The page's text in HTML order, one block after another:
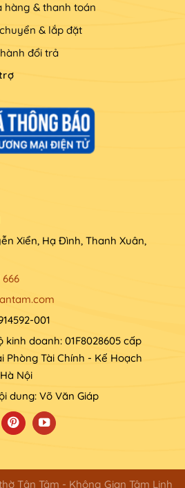
hàng & thanh toán
& lắp đặt
đổi trả
Xiển, Hạ Đình, Thanh Xuân,
001
kinh doanh: 01F8028605 cấp
Phòng Tài Chính - Kế Hoạch
Nội
dung: Võ Văn Giáp
Tận Tâm - Không Gian Tâm Linh